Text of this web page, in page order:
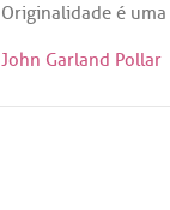
Originalidade é uma
John Garland Pollar